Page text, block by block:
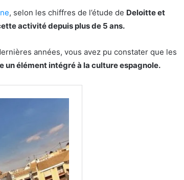
, selon les chiffres de l’étude de Deloitte et
activité depuis plus de 5 ans.
années, vous avez pu constater que les
un élément intégré à la culture espagnole.